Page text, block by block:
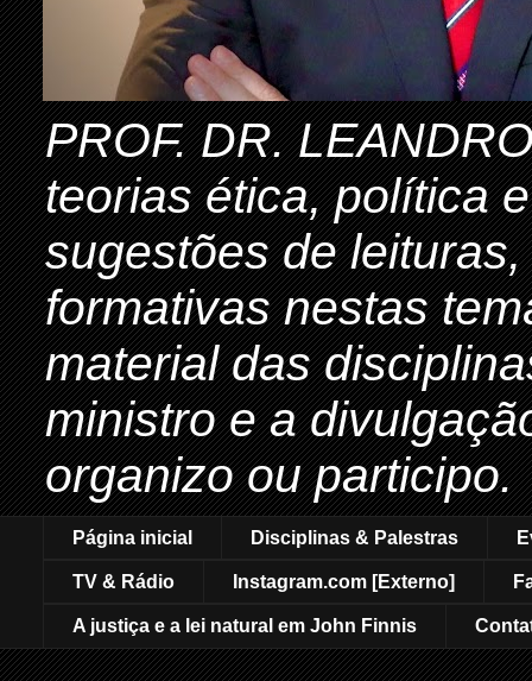
PROF. DR.
teorias ética, política
sugestões de
formativas nestas
material das
ministro e a
organizo ou participo.
Página inicial Disciplinas & Palestras
TV & Rádio Instagram.com [Externo]
A justiça e a lei natural em John Finnis